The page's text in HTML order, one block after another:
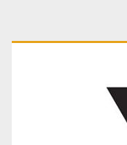
Primary